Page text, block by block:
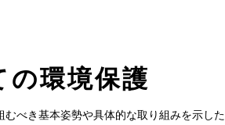
環境保護
べき基本姿勢や具体的な取り組みを示した